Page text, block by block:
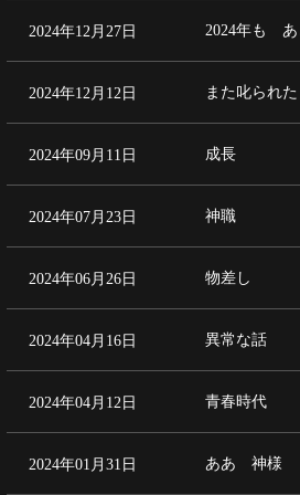
2024年も あ
2024年12月27日
また叱られた
2024年12月12日
成長
2024年09月11日
神職
2024年07月23日
物差し
2024年06月26日
異常な話
2024年04月16日
青春時代
2024年04月12日
ああ 神様
2024年01月31日